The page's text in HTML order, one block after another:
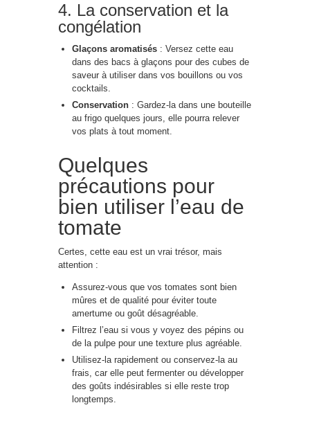
4. La conservation et la
congélation
Glaçons aromatisés : Versez cette eau
dans des bacs à glaçons pour des cubes de
saveur à utiliser dans vos bouillons ou vos
cocktails.
Conservation : Gardez-la dans une bouteille
au frigo quelques jours, elle pourra relever
vos plats à tout moment.
Quelques
précautions pour
bien utiliser l’eau de
tomate
Certes, cette eau est un vrai trésor, mais
attention :
Assurez-vous que vos tomates sont bien
mûres et de qualité pour éviter toute
amertume ou goût désagréable.
Filtrez l’eau si vous y voyez des pépins ou
de la pulpe pour une texture plus agréable.
Utilisez-la rapidement ou conservez-la au
frais, car elle peut fermenter ou développer
des goûts indésirables si elle reste trop
longtemps.